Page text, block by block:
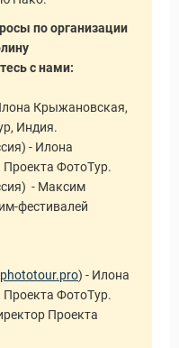
по организации
с нами:
Крыжановская,
Индия.
- Илона
ФотоТур.
- Максим
фестивалей
) - Илона
ФотоТур.
Проекта